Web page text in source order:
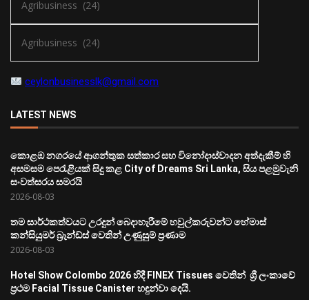
ceylonbusinesslk@gmail.com
LATEST NEWS
කොළඹ නගරයේ ආගන්තුක සත්කාර සහ විනෝදාස්වාදන අත්දැකීම් හි
අසමසම පෙරැළියක් සිදු කළ City of Dreams Sri Lanka, සිය පළමුවැනි
සංවත්සරය සමරයි
2026-08-03
තම සාර්ථකත්වයට උරදුන් බෙදාහැරීමේ හවුල්කරුවන්ට හේමාස්
කන්සියුමර් බ්‍රෑන්ඩ්ස් වෙතින් උණුසුම් ප්‍රණාම
2026-08-03
Hotel Show Colombo 2026 හිදී FINEX Tissues වෙතින් ශ්‍රී ලංකාවේ
ප්‍රථම Facial Tissue Canister හඳුන්වා දෙයි.